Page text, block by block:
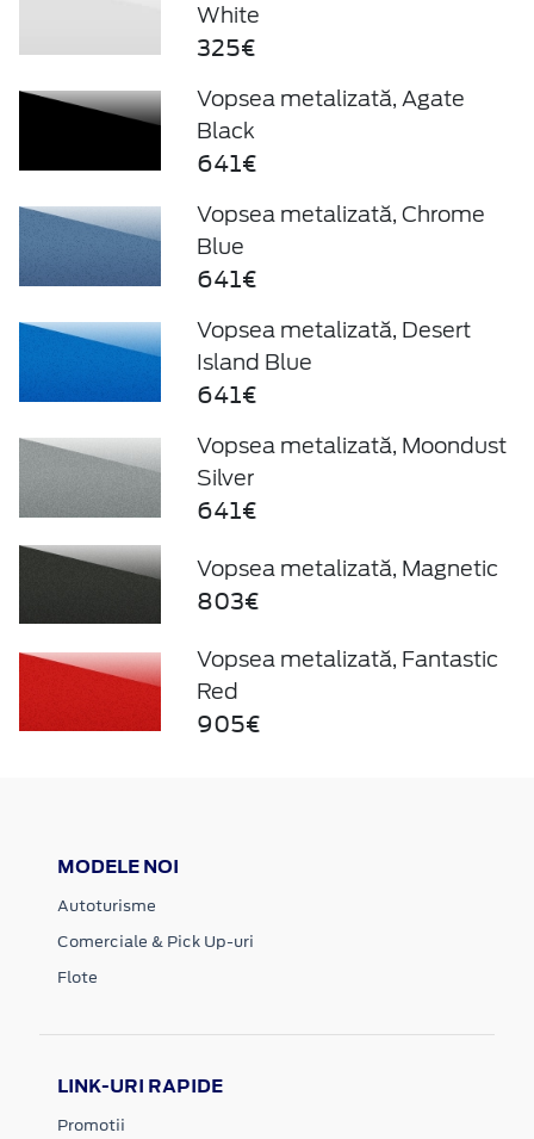
White
325€
Vopsea metalizată, Agate
Black
641€
Vopsea metalizată, Chrome
Blue
641€
Vopsea metalizată, Desert
Island Blue
641€
Vopsea metalizată, Moondust
Silver
641€
Vopsea metalizată, Magnetic
803€
Vopsea metalizată, Fantastic
Red
905€
MODELE NOI
Autoturisme
Comerciale & Pick Up-uri
Flote
LINK-URI RAPIDE
Promotii